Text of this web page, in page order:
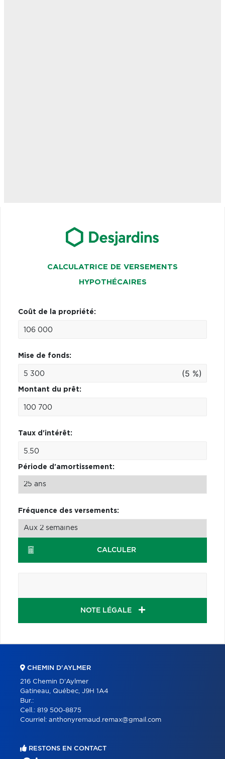
CALCULATRICE DE VERSEMENTS
HYPOTHÉCAIRES
Coût de la propriété:
Mise de fonds:
(5 %)
Montant du prêt:
Taux d'intérêt:
Période d'amortissement:
Fréquence des versements:
CALCULER
NOTE LÉGALE
CHEMIN D'AYLMER
216 Chemin D'Aylmer
Gatineau, Québec, J9H 1A4
Bur.:
Cell.: 819 500-8875
Courriel: anthonyremaud.remax@gmail.com
RESTONS EN CONTACT